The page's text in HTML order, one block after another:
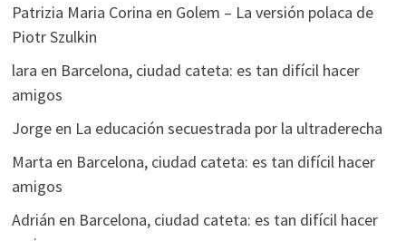
Patrizia Maria Corina en Golem – La versión polaca de
Piotr Szulkin
lara en Barcelona, ciudad cateta: es tan difícil hacer
amigos
Jorgeen La educación secuestrada por la ultraderecha
Marta en Barcelona, ciudad cateta: es tan difícil hacer
amigos
Adrián en Barcelona, ciudad cateta: es tan difícil hacer